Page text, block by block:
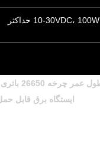
10-30VDC، 100W حداکثر
ایستگاه برق قابل